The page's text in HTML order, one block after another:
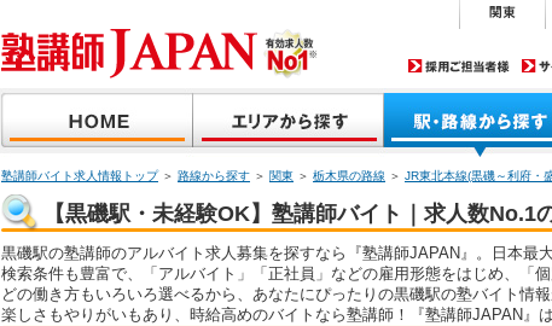
塾講師バイト求人情報トップ＞ 路線から探す ＞ 関東 ＞ 栃木県の路線 ＞ JR東北本線(黒磯～利府・
【黒磯駅・未経験OK】塾講師バイト｜求人数No.1
黒磯駅の塾講師のアルバイト求人募集を探すなら『塾講師JAPAN』。日本最
検索条件も豊富で、「アルバイト」「正社員」などの雇用形態をはじめ、「
どの働き方もいろいろ選べるから、あなたにぴったりの黒磯駅の塾バイト情報
楽しさもやりがいもあり、時給高めのバイトなら塾講師！『塾講師JAPAN』